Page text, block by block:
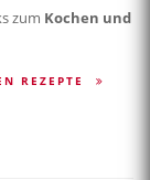
zum Kochen und
REZEPTE